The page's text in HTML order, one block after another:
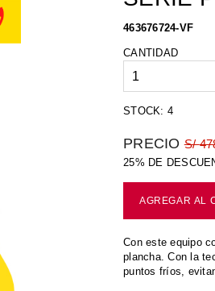
463676724-VF
CANTIDAD
STOCK: 4
PRECIO S/
25% DE
AGREGAR AL
Con este equipo
plancha. Con la
puntos fríos,